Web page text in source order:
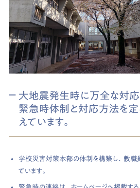
大地震発生時に万全な対応
緊急時体制と対応方法を定
えています。
学校災害対策本部の体制を構築し、教職
ています。